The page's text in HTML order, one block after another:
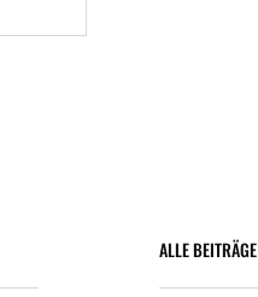
ALLE BEITRÄGE